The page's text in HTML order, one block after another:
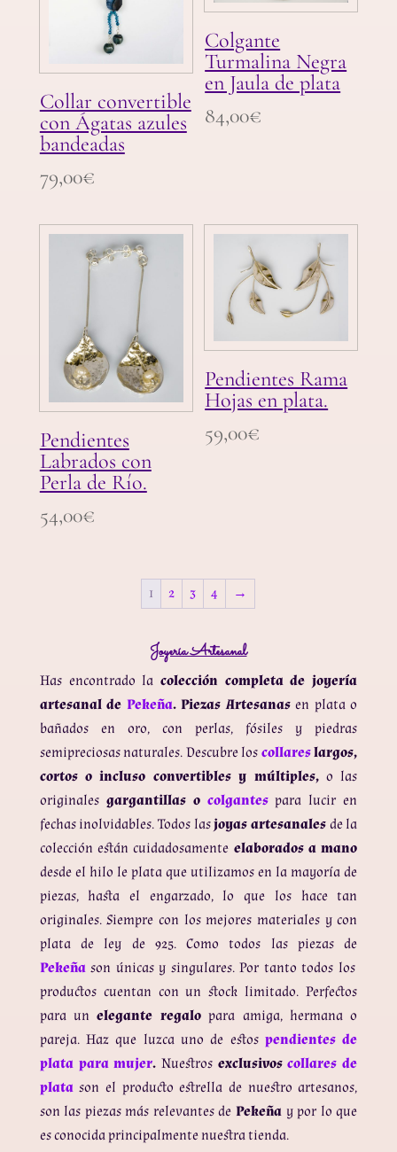
Collar convertible
con Ágatas azules
bandeadas
79,00€
Colgante
Turmalina Negra
en Jaula de plata
84,00€
Pendientes
Labrados con
Perla de Río.
54,00€
Pendientes Rama
Hojas en plata.
59,00€
1 2 3 4 →
Joyería Artesanal
Has encontrado la colección completa de joyería
artesanal de Pekeña. Piezas Artesanasen plata o
bañados en oro, con perlas, fósiles y piedras
semipreciosas naturales. Descubre loscollareslargos,
cortos o incluso convertibles y múltiples,o las
originales gargantillas o colgantespara lucir en
fechas inolvidables.Todos lasjoyas artesanalesde la
colección están cuidadosamente elaborados a mano
desde el hilo le plata que utilizamos en la mayoría de
piezas, hasta el engarzado, lo que los hace tan
originales. Siempre con los mejores materiales y con
plata de ley de 925. Como todos las piezas de
Pekeña son únicas y singulares. Por tanto todos los
productos cuentan con un stock limitado. Perfectos
para unelegante regalopara amiga, hermana o
pareja. Haz que luzca uno de estos pendientes de
plata para mujer. Nuestros exclusivoscollares de
platason el producto estrella de nuestro artesanos,
son las piezas más relevantes de Pekeña y por lo que
es conocida principalmente nuestra tienda.